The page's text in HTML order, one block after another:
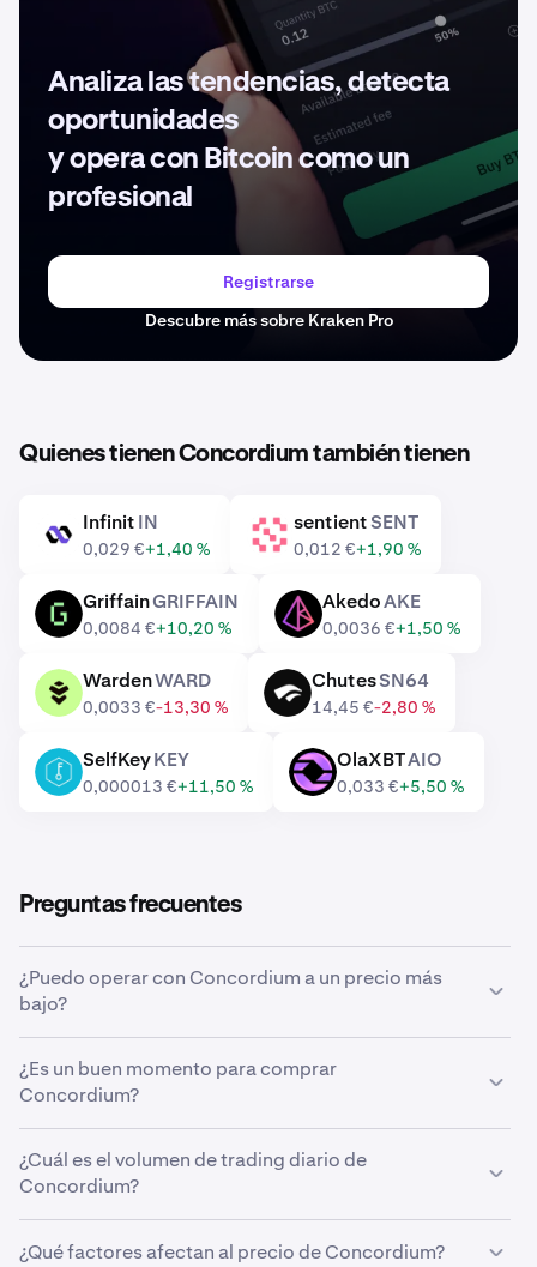
Analiza las tendencias, detecta
oportunidades
y opera con Bitcoin como un
profesional
Registrarse
Descubre más sobre Kraken Pro
Quienes tienen Concordium también tienen
IN InfinitIN
0,029 €+1,40 %
SENT sentientSENT
0,012 €+1,90 %
GRIFFAIN GriffainGRIFFAIN
0,0084 €+10,20 %
AKE AkedoAKE
0,0036 €+1,50 %
WARD WardenWARD
0,0033 €-13,30 %
SN64 ChutesSN64
14,45 €-2,80 %
KEY SelfKeyKEY
0,000013 €+11,50 %
OlaXBTAIO
0,033 €+5,50 %
Preguntas frecuentes
¿Puedo operar con Concordium a un precio más
bajo?
para comprar Concordium automáticamente si alcanza
un precio más bajo.
¿Es un buen momento para comprar
Concordium?
complicado, por eso muchos traders prefieren aplicar el
dollar-cost averaging
recurrentes, puedes acumular Concordium en el tiempo
de forma constante independientemente del precio que
¿Cuál es el volumen de trading diario de
Concordium?
en Kraken, por un valor de 144.431 €.
¿Qué factores afectan al precio de Concordium?